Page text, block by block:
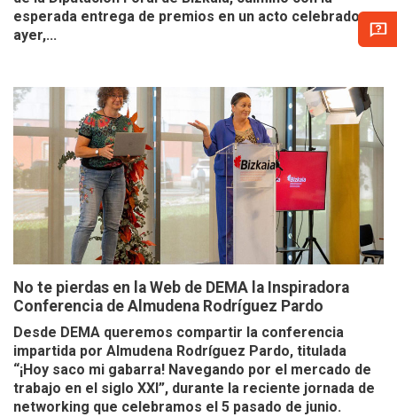
esperada entrega de premios en un acto celebrado
ayer,...
No te pierdas en la Web de DEMA la Inspiradora
Conferencia de Almudena Rodríguez Pardo
Desde DEMA queremos compartir la conferencia
impartida por Almudena Rodríguez Pardo, titulada
“¡Hoy saco mi gabarra! Navegando por el mercado de
trabajo en el siglo XXI”, durante la reciente jornada de
networking que celebramos el 5 pasado de junio.